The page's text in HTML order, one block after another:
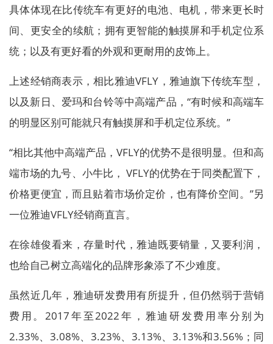
具体体现在比传统车有更好的电池、电机，带来更长时
间、更安全的续航；拥有更智能的触摸屏和手机定位系
统；以及有更好看的外观和更耐用的皮饰上。
上述经销商表示，相比雅迪VFLY，雅迪旗下传统车型，
以及新日、爱玛和台铃等中高端产品，“有时候和高端车
的明显区别可能就只有触摸屏和手机定位系统。”
“相比其他中高端产品，VFLY的优势不是很明显。但和高
端市场的九号、小牛比， VFLY的优势在于同类配置下，
价格更便宜，而且贴着市场价定价，也有降价空间。”另
一位雅迪VFLY经销商直言。
在徐雄俊看来，存量时代，雅迪既要销量，又要利润，
也给自己树立高端化的品牌形象添了不少难度。
虽然近几年，雅迪研发费用有所提升，但仍然弱于营销
费用。2017年至2022年，雅迪研发费用率分别为
2.33%、3.08%、3.23%、3.13%、3.13%和3.56%；同